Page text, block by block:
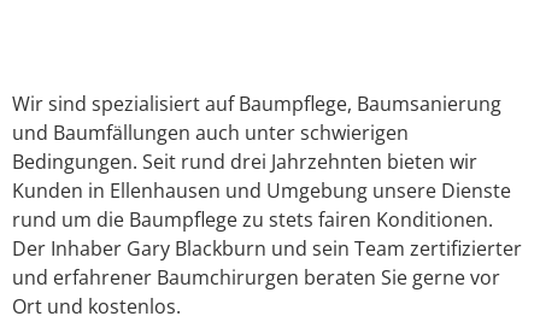
Wir sind spezialisiert auf Baumpflege, Baumsanierung
und Baumfällungen auch unter schwierigen
Bedingungen. Seit rund drei Jahrzehnten bieten wir
Kunden in Ellenhausen und Umgebung unsere Dienste
rund um die Baumpflege zu stets fairen Konditionen.
Der Inhaber Gary Blackburn und sein Team zertifizierter
und erfahrener Baumchirurgen beraten Sie gerne vor
Ort und kostenlos.